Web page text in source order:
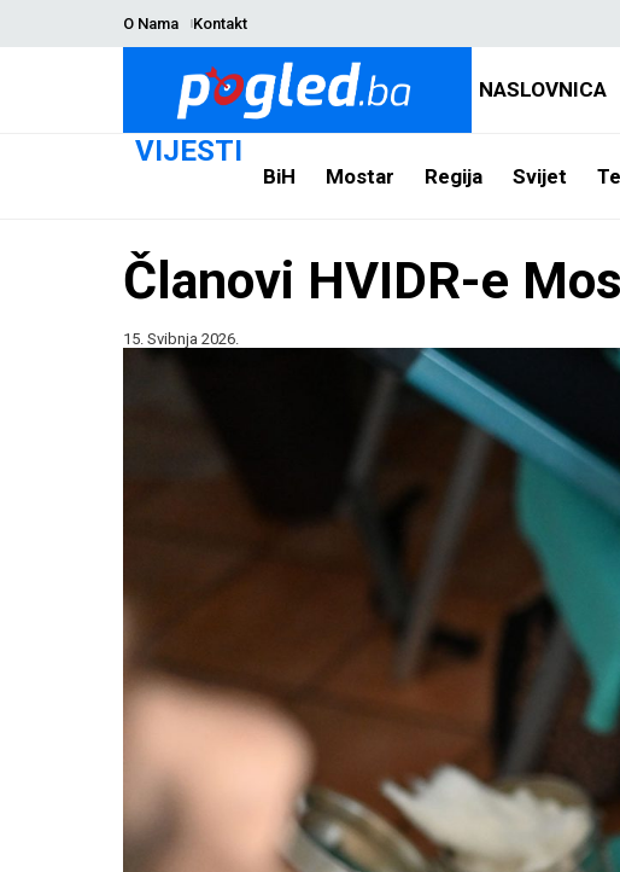
O Nama Kontakt
NASLOVNICA
VIJESTI
BiH Mostar Regija Svijet
Članovi HVIDR-e
15. Svibnja 2026.